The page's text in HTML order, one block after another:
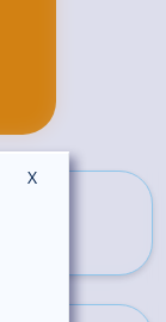
XMasquer le